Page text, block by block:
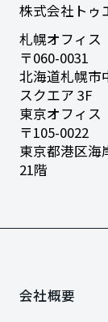
会社概要
株式会社トゥ
札幌オフィス
〒060-0031
北海道札幌市
スクエア 3F
東京オフィス
〒105-0022
東京都港区海
21階